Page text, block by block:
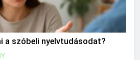
a szóbeli nyelvtudásodat?